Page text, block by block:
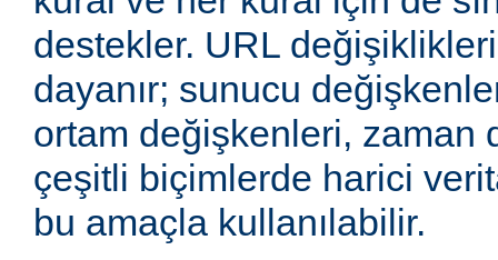
destekler. URL
dayanır; sunucu
ortam değişkenleri, zaman
çeşitli biçimlerde harici
bu amaçla kullanılabilir.